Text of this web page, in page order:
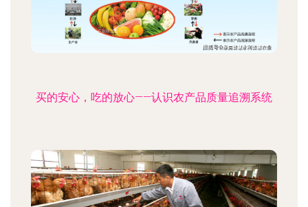
买的安心，吃的放心——认识农产品质量追溯系统